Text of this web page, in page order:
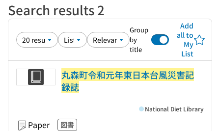
Search results 2
Group
by
title
Add
all to
My
List
丸森町令和元年東日本台風災害記
録誌
Paper 図書
National Diet Library